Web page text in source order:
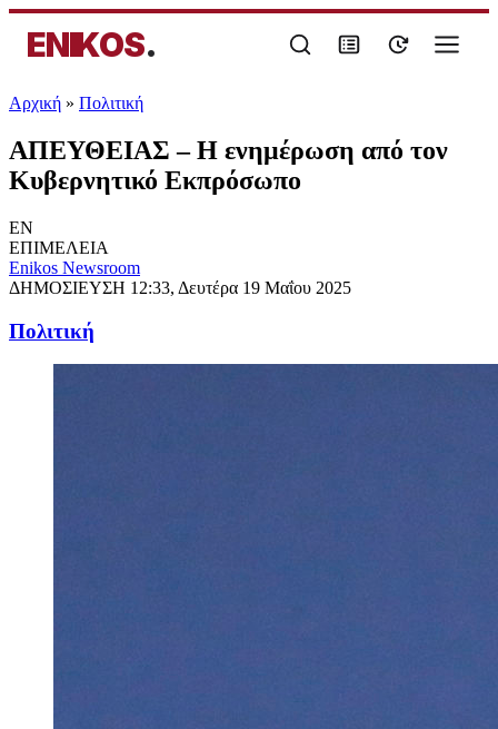
ENIKOS.
Αρχική » Πολιτική
ΑΠΕΥΘΕΙΑΣ – Η ενημέρωση από τον
Κυβερνητικό Εκπρόσωπο
EN
ΕΠΙΜΕΛΕΙΑ
Enikos Newsroom
ΔΗΜΟΣΙΕΥΣΗ 12:33, Δευτέρα 19 Μαΐου 2025
Πολιτική